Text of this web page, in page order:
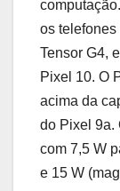
os
Tensor G4,
Pixel 10. O
acima da
do Pixel 9a.
com 7,5 W
e 15 W